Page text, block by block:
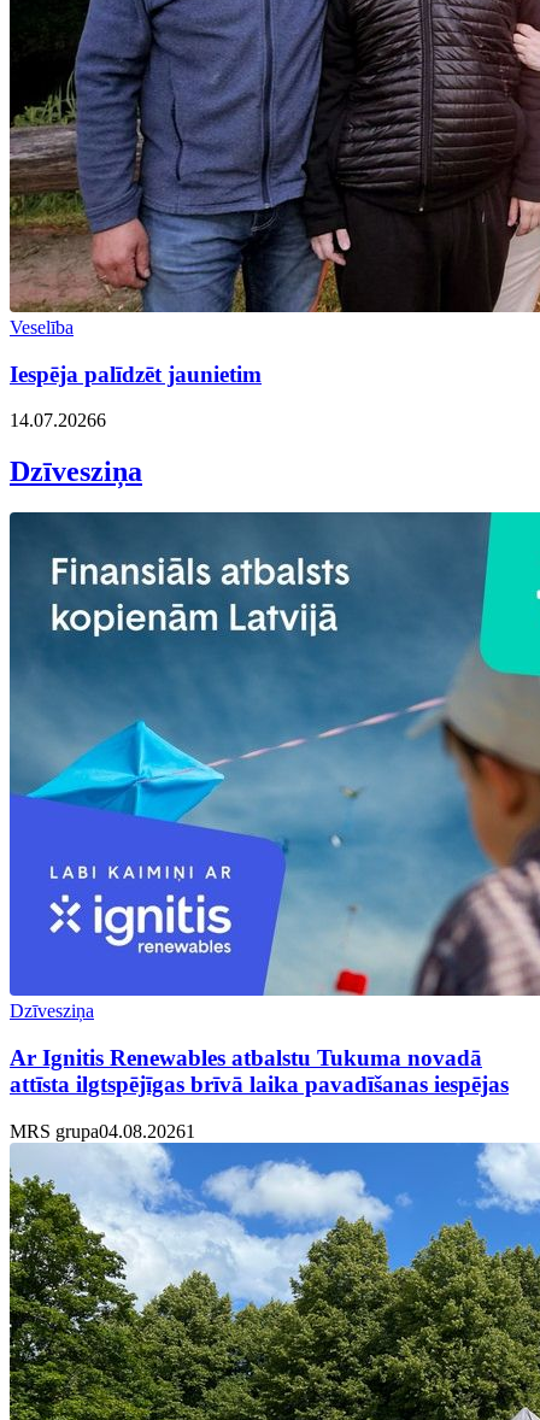
Veselība
Iespēja palīdzēt jaunietim
14.07.20266
Dzīvesziņa
Dzīvesziņa
Ar Ignitis Renewables atbalstu Tukuma novadā
attīsta ilgtspējīgas brīvā laika pavadīšanas iespējas
MRS grupa04.08.20261